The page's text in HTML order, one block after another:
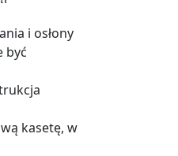
i osłony
być
kasetę, w